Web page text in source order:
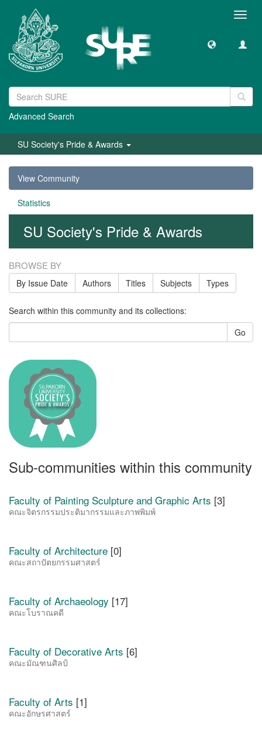
Advanced Search
SU Society's Pride & Awards
View Community
Statistics
SU Society's Pride & Awards
BROWSE BY
By Issue Date Authors Titles Subjects Types
Search within this community and its collections:
Go
Sub-communities within this community
Faculty of Painting Sculpture and Graphic Arts [3]
คณะจิตรกรรมประติมากรรมและภาพพิมพ์
Faculty of Architecture [0]
คณะสถาปัตยกรรมศาสตร์
Faculty of Archaeology [17]
คณะโบราณคดี
Faculty of Decorative Arts [6]
คณะมัณฑนศิลป์
Faculty of Arts [1]
คณะอักษรศาสตร์